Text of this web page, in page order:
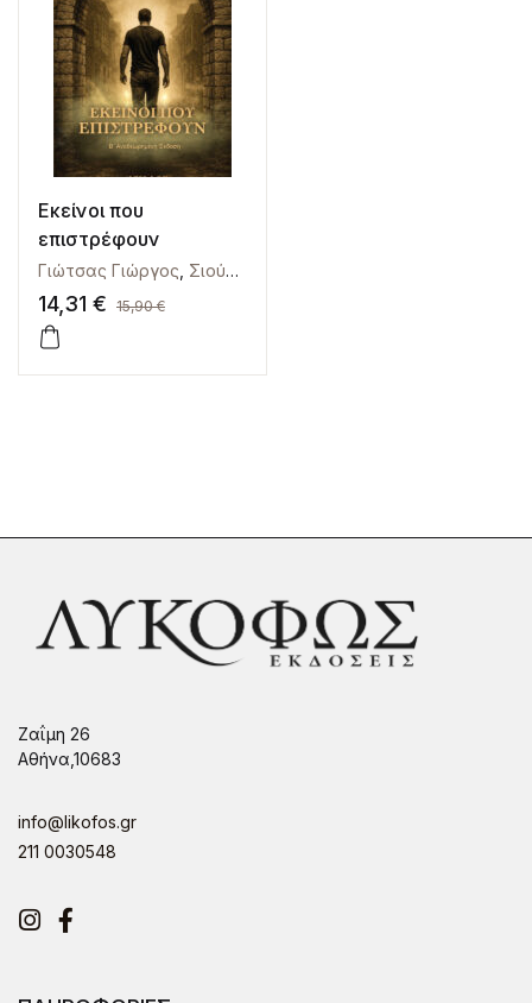
Εκείνοι που
επιστρέφουν
Γιώτσας Γιώργος Σιούλα Αγνή
14,31 € 15,90€
Ζαΐμη 26
Αθήνα,10683
info@likofos.gr
211 0030548
Instagram
Facebook